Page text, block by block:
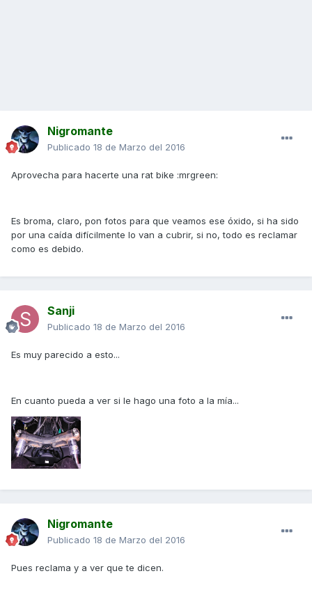
Nigromante
Publicado 18 de Marzo del 2016
Aprovecha para hacerte una rat bike :mrgreen:
Es broma, claro, pon fotos para que veamos ese óxido, si ha sido
por una caída difícilmente lo van a cubrir, si no, todo es reclamar
como es debido.
Sanji
Publicado 18 de Marzo del 2016
Es muy parecido a esto...
En cuanto pueda a ver si le hago una foto a la mía...
Nigromante
Publicado 18 de Marzo del 2016
Pues reclama y a ver que te dicen.